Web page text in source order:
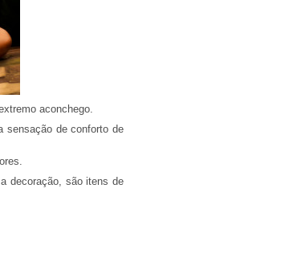
aconchego.
sensação de conforto de
decoração, são itens de